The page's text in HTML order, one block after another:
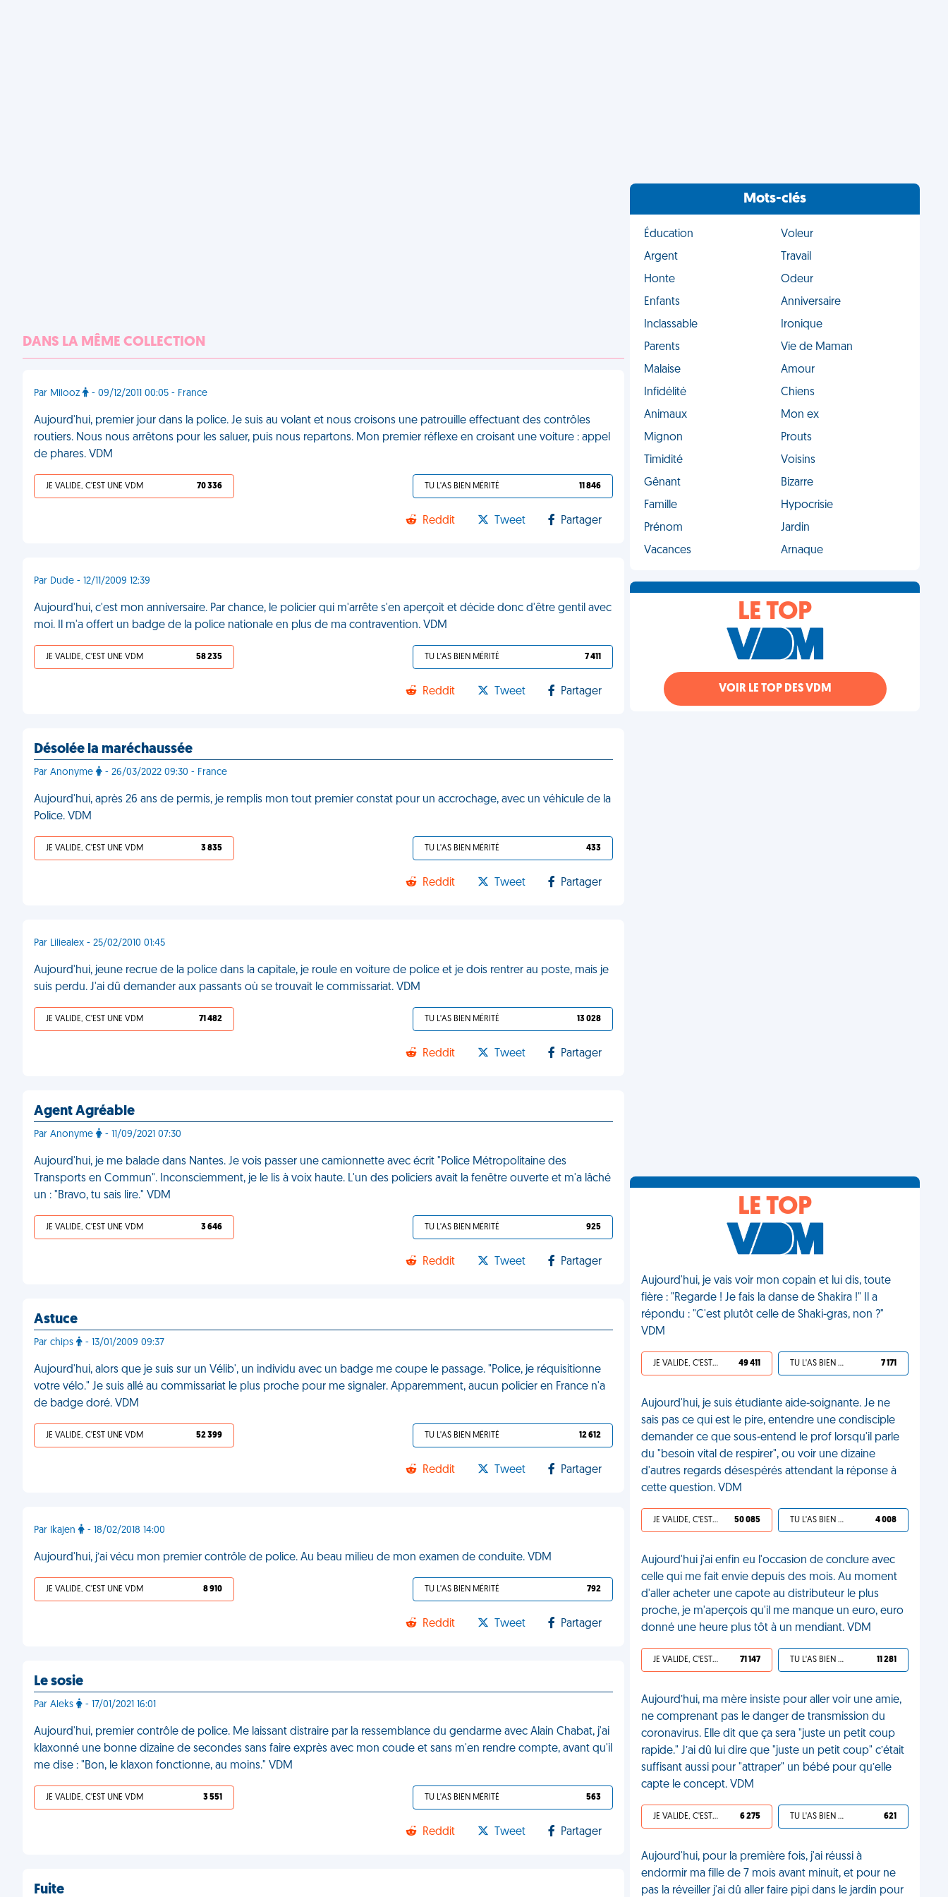
DANS LA MÊME COLLECTION
Par Milooz - 09/12/2011 00:05 - France
Aujourd'hui, premier jour dans la police. Je suis au volant et nous croisons une patrouille effectuant des contrôles
routiers. Nous nous arrêtons pour les saluer, puis nous repartons. Mon premier réflexe en croisant une voiture : appel
de phares. VDM
JE VALIDE, C'EST UNE VDM 70 336 TU L'AS BIEN MÉRITÉ 11 846
Reddit Tweet Partager
Par Dude - 12/11/2009 12:39
Aujourd'hui, c'est mon anniversaire. Par chance, le policier qui m'arrête s'en aperçoit et décide donc d'être gentil avec
moi. Il m'a offert un badge de la police nationale en plus de ma contravention. VDM
JE VALIDE, C'EST UNE VDM 58 235 TU L'AS BIEN MÉRITÉ 7 411
Reddit Tweet Partager
Désolée la maréchaussée
Par Anonyme - 26/03/2022 09:30 - France
Aujourd'hui, après 26 ans de permis, je remplis mon tout premier constat pour un accrochage, avec un véhicule de la
Police. VDM
JE VALIDE, C'EST UNE VDM 3 835 TU L'AS BIEN MÉRITÉ 433
Reddit Tweet Partager
Par Liliealex - 25/02/2010 01:45
Aujourd'hui, jeune recrue de la police dans la capitale, je roule en voiture de police et je dois rentrer au poste, mais je
suis perdu. J'ai dû demander aux passants où se trouvait le commissariat. VDM
JE VALIDE, C'EST UNE VDM 71 482 TU L'AS BIEN MÉRITÉ 13 028
Reddit Tweet Partager
Agent Agréable
Par Anonyme - 11/09/2021 07:30
Aujourd'hui, je me balade dans Nantes. Je vois passer une camionnette avec écrit "Police Métropolitaine des
Transports en Commun". Inconsciemment, je le lis à voix haute. L'un des policiers avait la fenêtre ouverte et m'a lâché
un : "Bravo, tu sais lire." VDM
JE VALIDE, C'EST UNE VDM 3 646 TU L'AS BIEN MÉRITÉ 925
Reddit Tweet Partager
Astuce
Par chips - 13/01/2009 09:37
Aujourd'hui, alors que je suis sur un Vélib', un individu avec un badge me coupe le passage. "Police, je réquisitionne
votre vélo." Je suis allé au commissariat le plus proche pour me signaler. Apparemment, aucun policier en France n'a
de badge doré. VDM
JE VALIDE, C'EST UNE VDM 52 399 TU L'AS BIEN MÉRITÉ 12 612
Reddit Tweet Partager
Par Ikajen - 18/02/2018 14:00
Aujourd'hui, j’ai vécu mon premier contrôle de police. Au beau milieu de mon examen de conduite. VDM
JE VALIDE, C'EST UNE VDM 8 910 TU L'AS BIEN MÉRITÉ 792
Reddit Tweet Partager
Le sosie
Par Aleks - 17/01/2021 16:01
Aujourd'hui, premier contrôle de police. Me laissant distraire par la ressemblance du gendarme avec Alain Chabat, j'ai
klaxonné une bonne dizaine de secondes sans faire exprès avec mon coude et sans m'en rendre compte, avant qu'il
me dise : "Bon, le klaxon fonctionne, au moins." VDM
JE VALIDE, C'EST UNE VDM 3 551 TU L'AS BIEN MÉRITÉ 563
Reddit Tweet Partager
Fuite
Mots-clés
Éducation
Voleur
Argent
Travail
Honte
Odeur
Enfants
Anniversaire
Inclassable
Ironique
Parents
Vie de Maman
Malaise
Amour
Infidélité
Chiens
Animaux
Mon ex
Mignon
Prouts
Timidité
Voisins
Gênant
Bizarre
Famille
Hypocrisie
Prénom
Jardin
Vacances
Arnaque
LE TOP
VOIR LE TOP DES VDM
LE TOP
Aujourd'hui, je vais voir mon copain et lui dis, toute
fière : "Regarde ! Je fais la danse de Shakira !" Il a
répondu : "C'est plutôt celle de Shaki-gras, non ?"
VDM
JE VALIDE, C'EST UNE VDM 49 411 TU L'AS BIEN MÉRITÉ 7 171
Aujourd'hui, je suis étudiante aide-soignante. Je ne
sais pas ce qui est le pire, entendre une condisciple
demander ce que sous-entend le prof lorsqu'il parle
du "besoin vital de respirer", ou voir une dizaine
d'autres regards désespérés attendant la réponse à
cette question. VDM
JE VALIDE, C'EST UNE VDM 50 085 TU L'AS BIEN MÉRITÉ 4 008
Aujourd'hui j'ai enfin eu l'occasion de conclure avec
celle qui me fait envie depuis des mois. Au moment
d'aller acheter une capote au distributeur le plus
proche, je m'aperçois qu'il me manque un euro, euro
donné une heure plus tôt à un mendiant. VDM
JE VALIDE, C'EST UNE VDM 71 147 TU L'AS BIEN MÉRITÉ 11 281
Aujourd’hui, ma mère insiste pour aller voir une amie,
ne comprenant pas le danger de transmission du
coronavirus. Elle dit que ça sera "juste un petit coup
rapide." J’ai dû lui dire que "juste un petit coup" c’était
suffisant aussi pour "attraper" un bébé pour qu’elle
capte le concept. VDM
JE VALIDE, C'EST UNE VDM 6 275 TU L'AS BIEN MÉRITÉ 621
Aujourd'hui, pour la première fois, j'ai réussi à
endormir ma fille de 7 mois avant minuit, et pour ne
pas la réveiller j'ai dû aller faire pipi dans le jardin pour